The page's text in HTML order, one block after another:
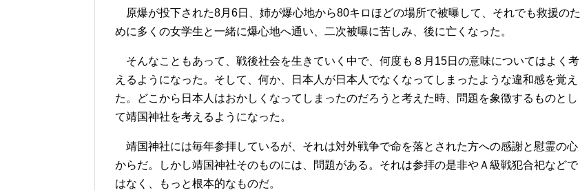
原爆が投下された8月6日、姉が爆心地から80キロほどの場所で被曝して、それでも救援のた
めに多くの女学生と一緒に爆心地へ通い、二次被曝に苦しみ、後に亡くなった。
そんなこともあって、戦後社会を生きていく中で、何度も８月15日の意味についてはよく考
えるようになった。そして、何か、日本人が日本人でなくなってしまったような違和感を覚え
た。どこから日本人はおかしくなってしまったのだろうと考えた時、問題を象徴するものとし
て靖国神社を考えるようになった。
靖国神社には毎年参拝しているが、それは対外戦争で命を落とされた方への感謝と慰霊の心
からだ。しかし靖国神社そのものには、問題がある。それは参拝の是非やＡ級戦犯合祀などで
はなく、もっと根本的なものだ。